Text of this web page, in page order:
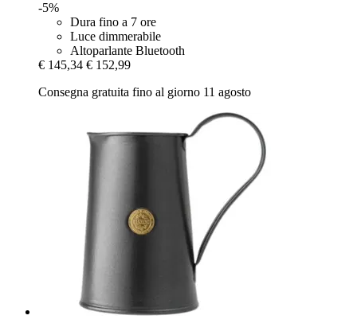
-5%
Dura fino a 7 ore
Luce dimmerabile
Altoparlante Bluetooth
€ 145,34 € 152,99
Consegna gratuita fino al giorno 11 agosto